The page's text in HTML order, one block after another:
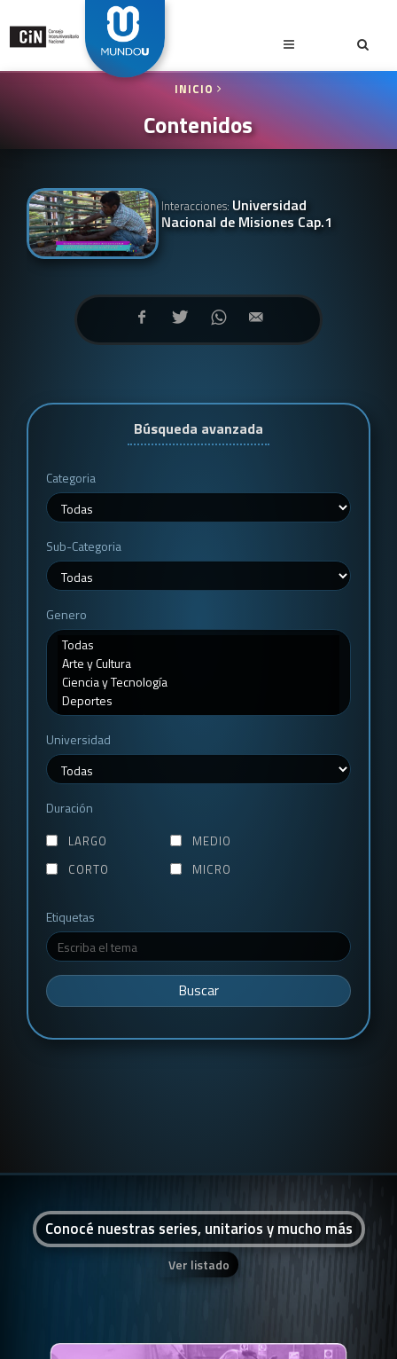
INICIO
Contenidos
Interacciones: Universidad
Nacional de Misiones Cap.1
Búsqueda avanzada
Categoria
Sub-Categoria
Genero
Universidad
Duración
LARGO
MEDIO
CORTO
MICRO
Etiquetas
Buscar
Conocé nuestras series, unitarios y mucho más
Ver listado